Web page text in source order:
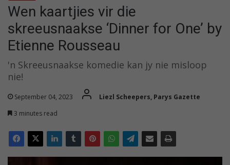
Wen kaartjies vir die
skreeusnaakse ‘Dinner for One’ by
Etienne Rousseau
'n Skreeusnaakse komedie kan jy nie misloop
nie!
September 04, 2023
Liezl Scheepers, Parys Gazette
3 minutes read